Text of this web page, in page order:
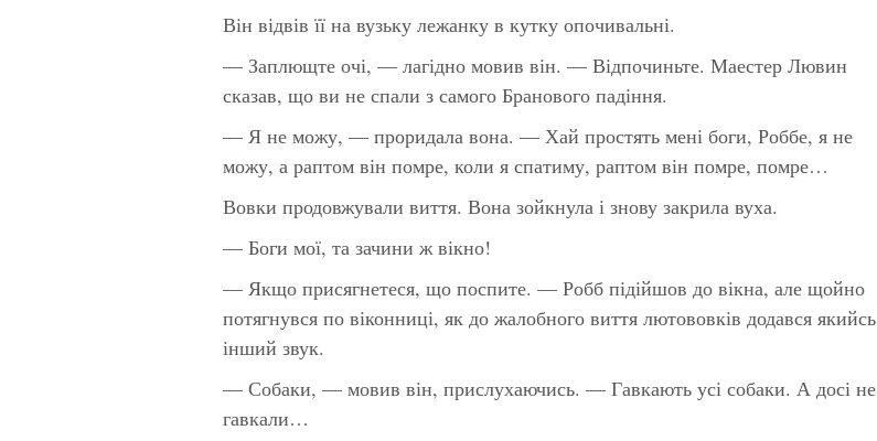
Він відвів її на вузьку лежанку в кутку опочивальні.
— Заплющте очі, — лагідно мовив він. — Відпочиньте. Маестер Лювин
сказав, що ви не спали з самого Бранового падіння.
— Я не можу, — проридала вона. — Хай простять мені боги, Роббе, я не
можу, а раптом він помре, коли я спатиму, раптом він помре, помре…
Вовки продовжували виття. Вона зойкнула і знову закрила вуха.
— Боги мої, та зачини ж вікно!
— Якщо присягнетеся, що поспите. — Робб підійшов до вікна, але щойно
потягнувся по віконниці, як до жалобного виття лютововків додався якийсь
інший звук.
— Собаки, — мовив він, прислухаючись. — Гавкають усі собаки. А досі не
гавкали…